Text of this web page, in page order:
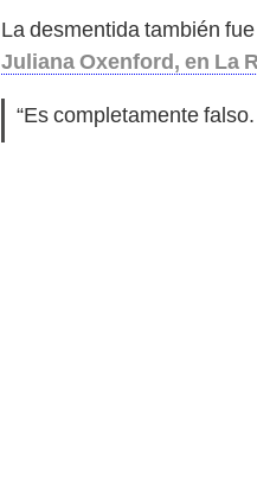
La desmentida también
Juliana Oxenford, en La
“Es completamente